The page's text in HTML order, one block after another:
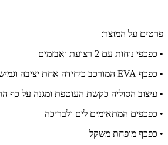
פרטים על המוצר:
• כפכפי נוחות עם 2 רצועת ואבזמים
• כפכף EVA המורכב כיחידה אחת יציבה וגמישה.
• עיצוב הסוליה כקשת העוטפת ומגנה על כף
• כפכפים המתאימים לים ולבריכה
• כפכף מופחת משקל